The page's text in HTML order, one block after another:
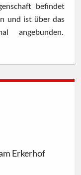
befindet
und ist über das
angebunden.
Erkerhof